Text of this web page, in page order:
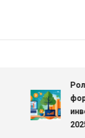
2025